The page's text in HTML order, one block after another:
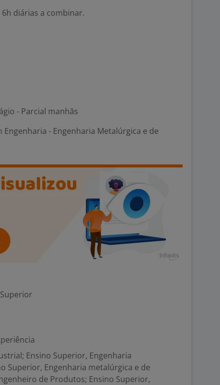
diárias a combinar.
- Parcial manhãs
- Engenharia Metalúrgica e de
Ensino Superior, Engenharia
Superior, Engenharia metalúrgica e de
de Produtos; Ensino Superior,